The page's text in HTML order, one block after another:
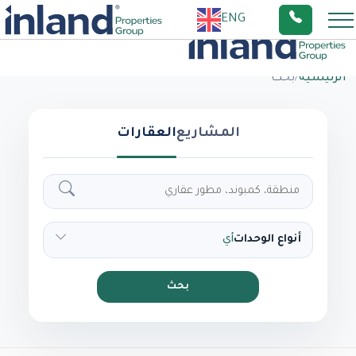
ENG
الرئيسية/بحث
المشاريعالعقارات
أنواع الوحداتأي
بحث